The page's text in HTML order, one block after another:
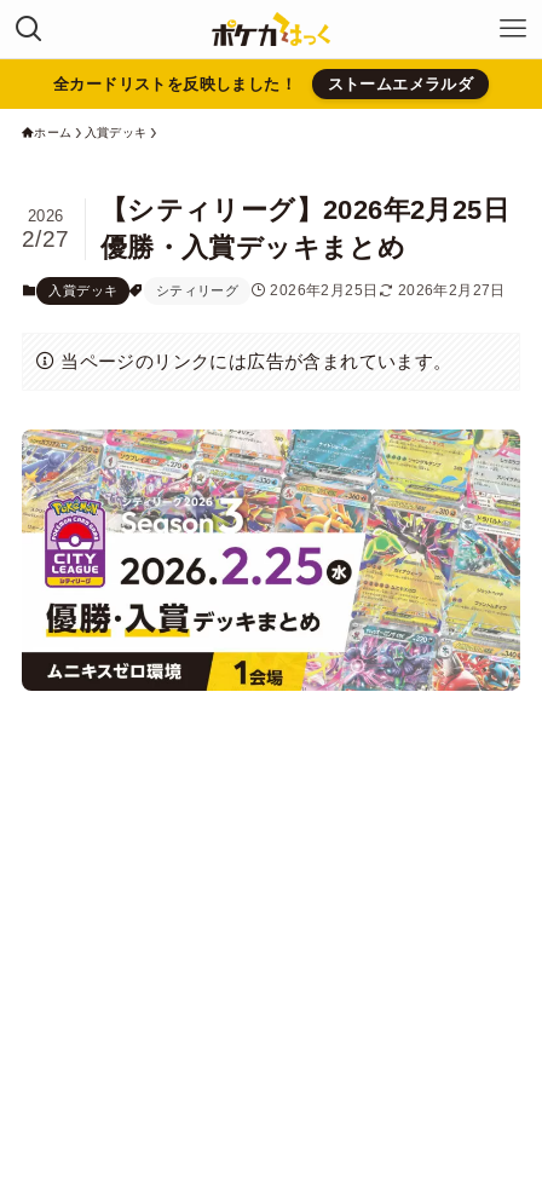
全カードリストを反映しました！ ストームエメラルダ
ホーム 入賞デッキ
【シティリーグ】2026年2月25日
優勝・入賞デッキまとめ
2026
2/27
入賞デッキ シティリーグ 2026年2月25日 2026年2月27日
当ページのリンクには広告が含まれています。